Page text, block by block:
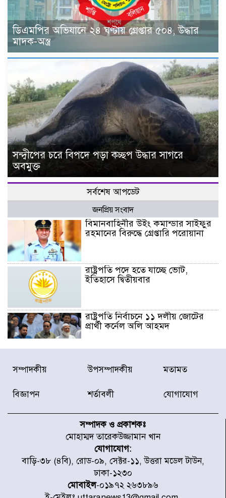
ডিএমপির অভিযানে ২৪ ঘণ্টায় গ্রেপ্তার ৫০৪, উদ্ধার
মাদক-অস্ত্র
সন্দ্বীপের চরে বিপদে পড়া কচ্ছপ উদ্ধার সাগরে
অবমুক্ত
সর্বশেষ আপডেট
জনপ্রিয় সংবাদ
বিমানবাহিনীর উইং কমান্ডার সাইফুর
রহমানের বিরুদ্ধে গ্রেপ্তারি পরোয়ানা
রাষ্ট্রপতি পদে হতে যাচ্ছে ভোট,
ইতিহাসে দ্বিতীয়বার
রাষ্ট্রপতি নির্বাচনে ১১ দলীয় জোটের
প্রার্থী কর্নেল অলি আহমদ
ডিএনসিসির সঙ্গে সমন্বয়ে পরিচ্ছন্নতার
নতুন উদ্যোগ নিকুঞ্জ-টানপাড়ায়
উদ্যোগে উত্তরা ১৩ নং সেক্টর-এ
পরিষ্কার-পরিচ্ছন্নতা অভিযান
ডিএমপির অভিযানে ২৪ ঘণ্টায় গ্রেপ্তার
৫০৪, উদ্ধার মাদক-অস্ত্র
সম্পাদকীয় উপসম্পাদকীয় মতামত
বিজ্ঞাপন শর্তাবলী যোগাযোগ
সম্পাদক ও প্রকাশকঃ
মোহাম্মদ তারেকউজ্জামান খান
যোগাযোগ:
বাড়ি-৩৮ (৪বি), রোড-০৯, সেক্টর-১১, উত্তরা মডেল টাউন,
ঢাকা-১২৩০
মোবাইল-০১৯৭২ ২৬৩৮৯৬